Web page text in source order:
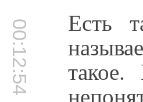
00:12:54 Есть